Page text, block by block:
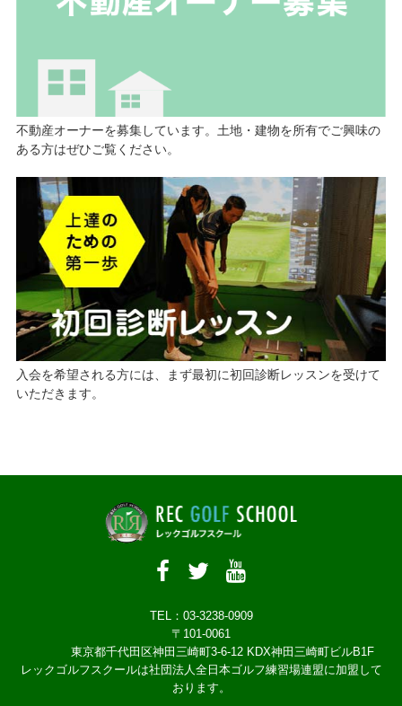
不動産オーナーを募集しています。土地・建物を所有でご興味の
ある方はぜひご覧ください。
入会を希望される方には、まず最初に初回診断レッスンを受けて
いただきます。
TEL：03-3238-0909
〒101-0061
東京都千代田区神田三崎町3-6-12 KDX神田三崎町ビルB1F
レックゴルフスクールは社団法人全日本ゴルフ練習場連盟に加盟して
おります。